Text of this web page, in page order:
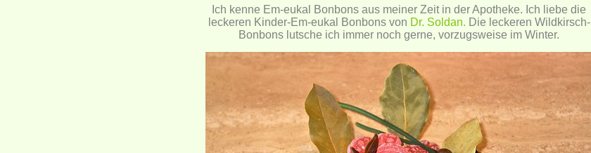
Ich kenne Em-eukal Bonbons aus meiner Zeit in der Apotheke. Ich liebe die
leckeren Kinder-Em-eukal Bonbons von Dr. Soldan. Die leckeren Wildkirsch-
Bonbons lutsche ich immer noch gerne, vorzugsweise im Winter.